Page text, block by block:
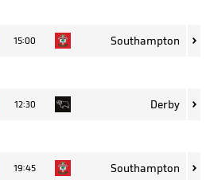
15:00 Southampton 
12:30 Derby 
19:45 Southampton 